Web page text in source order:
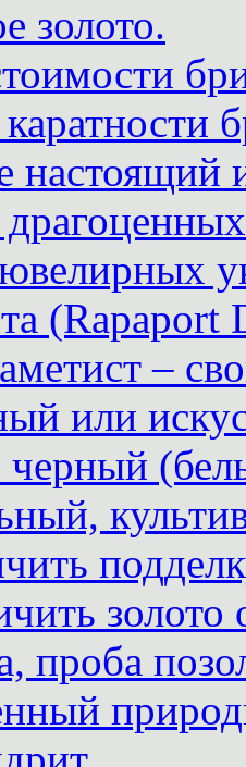
золото.
настоящий
(Rapaport
–
или
проба